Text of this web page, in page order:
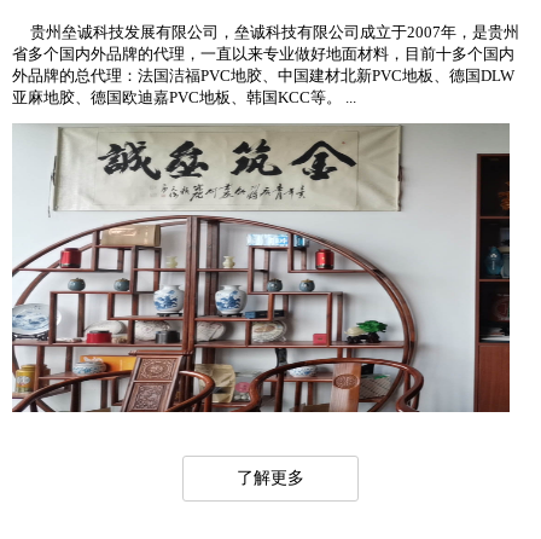
贵州垒诚科技发展有限公司，垒诚科技有限公司成立于2007年，是贵州
省多个国内外品牌的代理，一直以来专业做好地面材料，目前十多个国内
外品牌的总代理：法国洁福PVC地胶、中国建材北新PVC地板、德国DLW
亚麻地胶、德国欧迪嘉PVC地板、韩国KCC等。 ...
了解更多